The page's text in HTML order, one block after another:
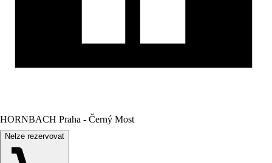
HORNBACH Praha - Černý Most
Nelze rezervovat